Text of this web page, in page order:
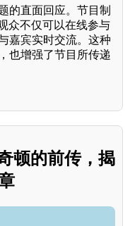
的直面回应。节目制
众不仅可以在线参与
嘉宾实时交流。这种
也增强了节目所传递
顿的前传，揭